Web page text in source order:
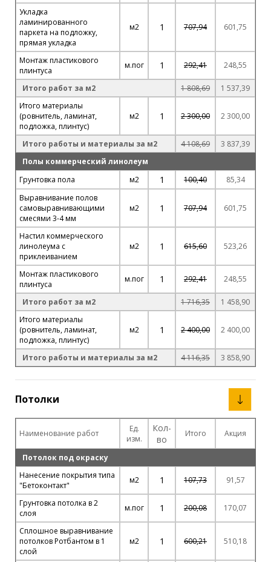
Укладка
ламинированного
паркета на подложку,
прямая укладка
м2 1 707,94 601,75
Монтаж пластикового
плинтуса
м.пог 1 292,41 248,55
Итого работ за м2 1 808,69
1 537,39
Итого материалы
(ровнитель, ламинат,
подложка, плинтус)
м2 1 2 300,00 2 300,00
Итого работы и материалы за м2 4 108,69
3 837,39
Полы коммерческий линолеум
Грунтовка пола
м2 1 100,40
85,34
Выравнивание полов
самовыравнивающими
смесями 3-4 мм
м2 1 707,94 601,75
Настил коммерческого
линолеума с
приклеиванием
м2 1 615,60 523,26
Монтаж пластикового
плинтуса
м.пог 1 292,41 248,55
Итого работ за м2 1 716,35
1 458,90
Итого материалы
(ровнитель, ламинат,
подложка, плинтус)
м2 1 2 400,00 2 400,00
Итого работы и материалы за м2 4 116,35 3 858,90
Потолки
Наименование работ
Ед.
изм.
Кол-
во
Итого Акция
Потолок под окраску
Нанесение покрытия типа
"Бетоконтакт"
м2 1 107,73 91,57
Грунтовка потолка в 2
слоя
м.пог 1 200,08 170,07
Сплошное выравнивание
потолков Ротбантом в 1
слой
м2 1 600,21 510,18